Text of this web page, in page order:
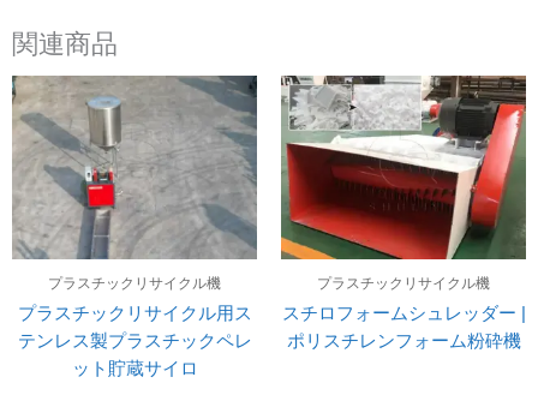
関連商品
プラスチックリサイクル機
プラスチックリサイクル用ス
テンレス製プラスチックペレ
ット貯蔵サイロ
プラスチックリサイクル機
スチロフォームシュレッダー |
ポリスチレンフォーム粉砕機